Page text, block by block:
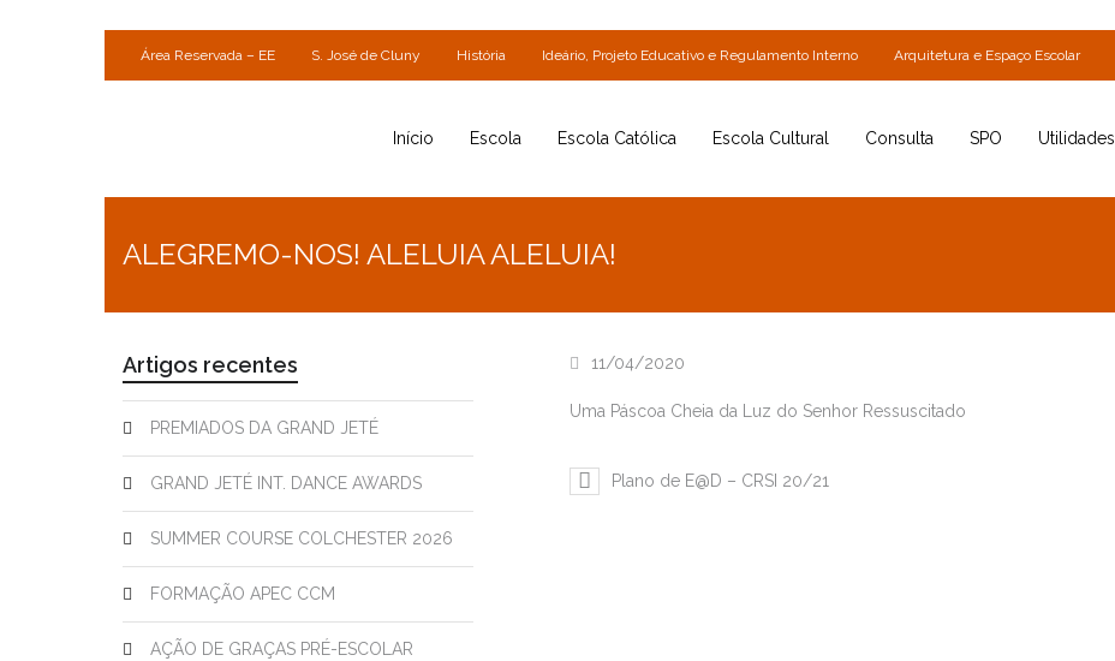
Área Reservada – EE S. José de Cluny História Ideário, Projeto Educativo e Regulamento Interno Arquitetura e Espaço Escolar
Início Escola Escola Católica Escola Cultural Consulta SPO Utilidades
ALEGREMO-NOS! ALELUIA ALELUIA!
11/04/2020
Uma Páscoa Cheia da Luz do Senhor Ressuscitado
Plano de E@D – CRSI 20/21
Artigos recentes
PREMIADOS DA GRAND JETÉ
GRAND JETÉ INT. DANCE AWARDS
SUMMER COURSE COLCHESTER 2026
FORMAÇÃO APEC CCM
AÇÃO DE GRAÇAS PRÉ-ESCOLAR